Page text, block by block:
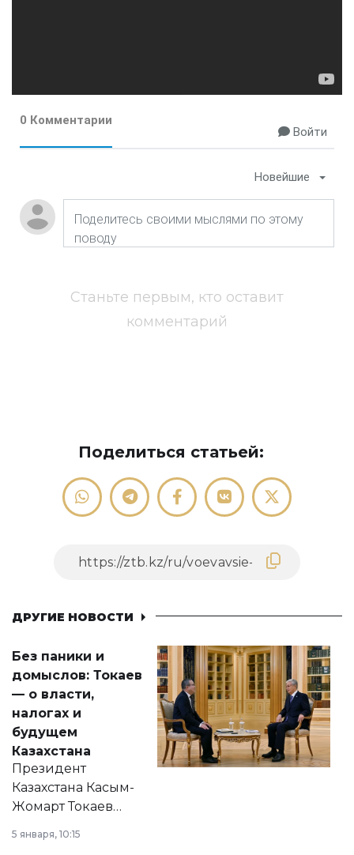
0 Комментарии
Войти
Новейшие
Станьте первым, кто оставит
комментарий
Поделиться статьей:
ДРУГИЕ НОВОСТИ
Без паники и
домыслов: Токаев
— о власти,
налогах и
будущем
Казахстана
Президент
Казахстана Касым-
Жомарт Токаев
сразу несколько
5 января, 10:15